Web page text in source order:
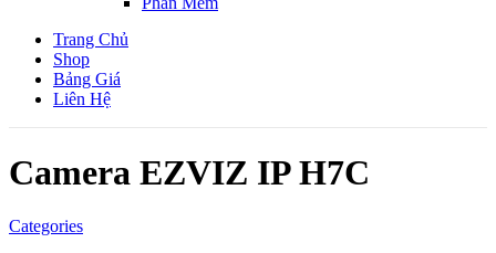
Trang Chủ
Shop
Bảng Giá
Liên Hệ
Camera EZVIZ IP H7C
Categories